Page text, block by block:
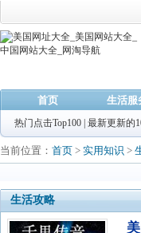
首页 生活服
热门点击Top100 最新更新的
当前位置： 首页 > 实用知识 >
生活攻略